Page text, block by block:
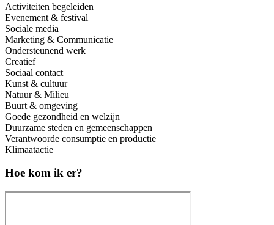
Activiteiten begeleiden
Evenement & festival
Sociale media
Marketing & Communicatie
Ondersteunend werk
Creatief
Sociaal contact
Kunst & cultuur
Natuur & Milieu
Buurt & omgeving
Goede gezondheid en welzijn
Duurzame steden en gemeenschappen
Verantwoorde consumptie en productie
Klimaatactie
Hoe kom ik er?